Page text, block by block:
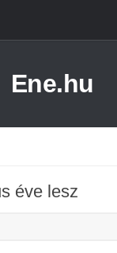
Ene.hu
éve lesz